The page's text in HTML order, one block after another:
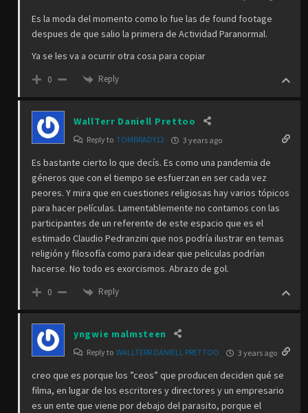
Es la moda del momento como lo fue las de found footage
despues de que salio la primera de Actividad Paranormal.
Ya se les va a ocurrir otra cosa para copiar
0 Reply
WallTerr Daniell Prettoo
Reply to TOMBRADY12 3 years ago
Es bastante cierto lo que decís. Es como una pandemia de
géneros que con el tiempo se esfuerzan en ser cada vez
peores. Y mira que en cuestiones religiosas hay varios tópicos
para hacer películas. Lamentablemente no contamos con las
participantes de un referente de este espacio que es el
estimado Claudio Pedranzini que nos podría ilustrar en temas
religión y filosofía como para idear que peliculas podrían
hacerse. No todo es exorcismos. Abrazo de gol.
0 Reply
yngwie malmsteen
Reply to WALLTERR DANIELL PRETTOO 3 years ago
creo que es porque los ”ceos” que producen deciden qué se
filma, en lugar de los escritores y directores y un empresario
es un ente que viene por debajo del parasito, porque el